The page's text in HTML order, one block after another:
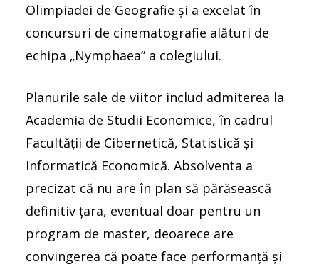
Olimpiadei de Geografie și a excelat în
concursuri de cinematografie alături de
echipa „Nymphaea” a colegiului.
Planurile sale de viitor includ admiterea la
Academia de Studii Economice, în cadrul
Facultății de Cibernetică, Statistică și
Informatică Economică. Absolventa a
precizat că nu are în plan să părăsească
definitiv țara, eventual doar pentru un
program de master, deoarece are
convingerea că poate face performanță și